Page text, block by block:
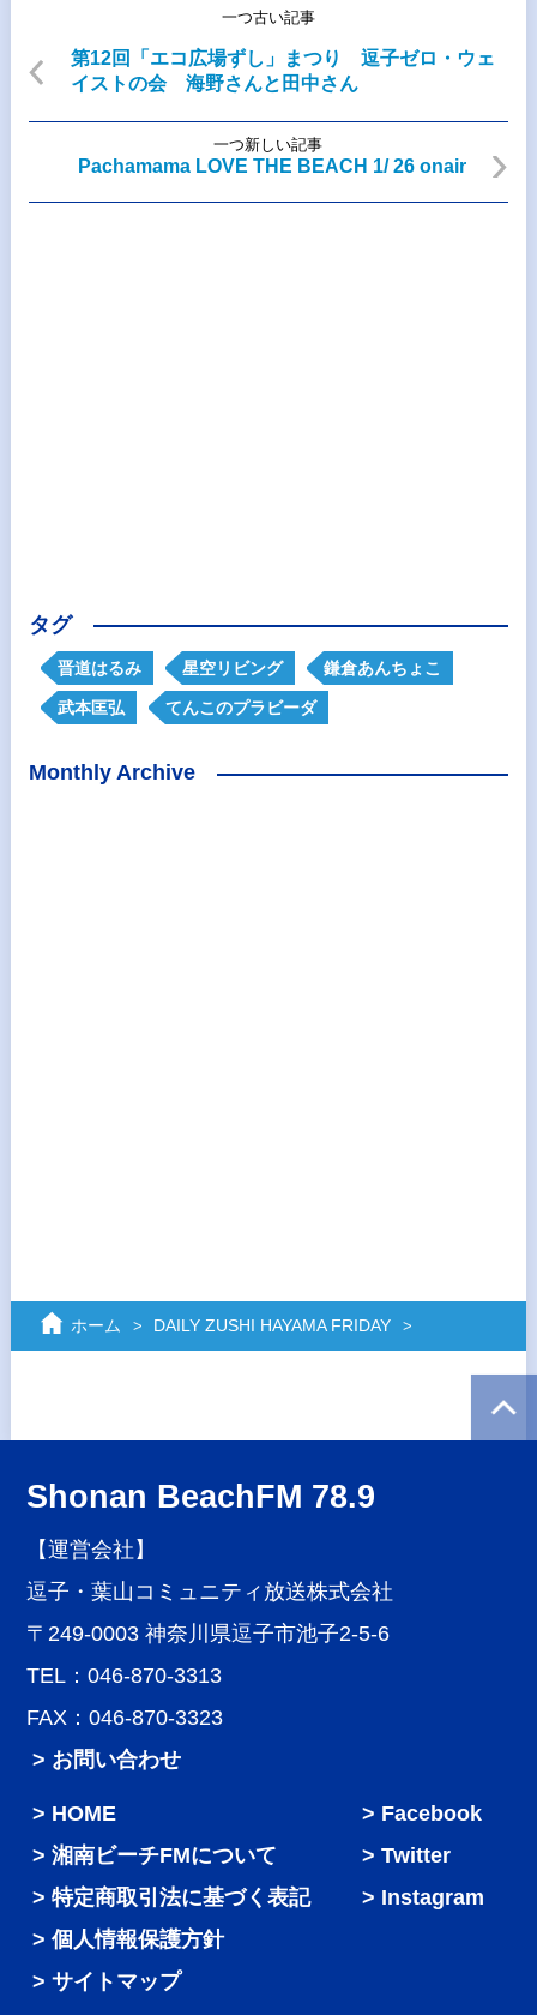
一つ古い記事
第12回「エコ広場ずし」まつり 逗子ゼロ・ウェ
イストの会 海野さんと田中さん
一つ新しい記事
Pachamama LOVE THE BEACH 1/ 26 onair
タグ
晋道はるみ 星空リビング 鎌倉あんちょこ
武本匡弘 てんこのプラビーダ
Monthly Archive
ホーム DAILY ZUSHI HAYAMA FRIDAY
Shonan BeachFM 78.9
【運営会社】
逗子・葉山コミュニティ放送株式会社
〒249-0003 神奈川県逗子市池子2-5-6
TEL：046-870-3313
FAX：046-870-3323
> お問い合わせ
HOME
湘南ビーチFMについて
特定商取引法に基づく表記
個人情報保護方針
サイトマップ
Facebook
Twitter
Instagram